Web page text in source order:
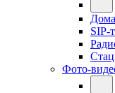
SIP-
Фото-